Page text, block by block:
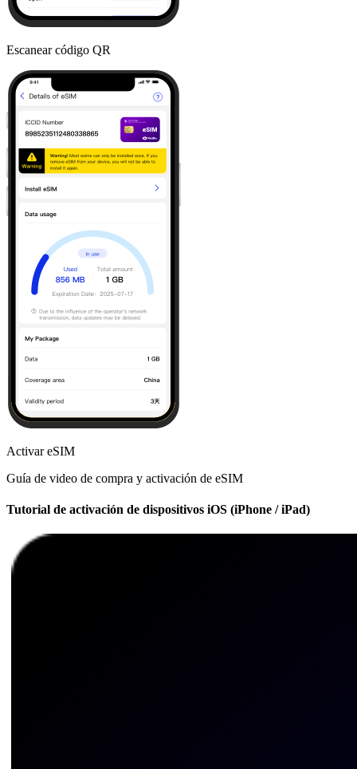
Escanear código QR
Activar eSIM
Guía de video de compra y activación de eSIM
Tutorial de activación de dispositivos iOS (iPhone / iPad)